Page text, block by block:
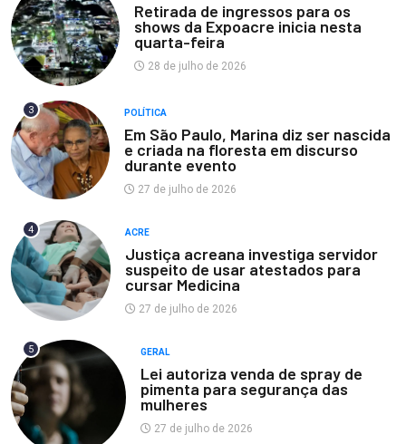
Retirada de ingressos para os
shows da Expoacre inicia nesta
quarta-feira
28 de julho de 2026
3 POLÍTICA
Em São Paulo, Marina diz ser nascida
e criada na floresta em discurso
durante evento
27 de julho de 2026
4 ACRE
Justiça acreana investiga servidor
suspeito de usar atestados para
cursar Medicina
27 de julho de 2026
5 GERAL
Lei autoriza venda de spray de
pimenta para segurança das
mulheres
27 de julho de 2026